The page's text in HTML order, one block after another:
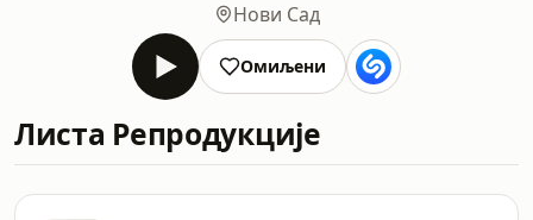
Нови Сад
Омиљени
Листа Репродукције